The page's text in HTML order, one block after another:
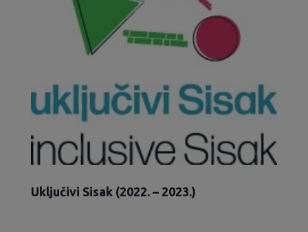
Uključivi Sisak (2022. – 2023.)